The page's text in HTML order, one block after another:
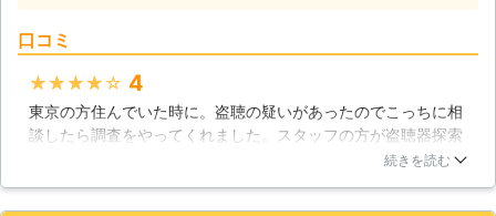
と、体の中のストレスはドンドン溜ま
っていく一方です。そんな生活が続く
ことがないよう、盗撮・盗聴器調査は
口コミ
★★★★★ 4
東京の方住んでいた時に。盗聴の疑いがあったのでこっちに相
談したら調査をやってくれました。スタッフの方が盗聴器探索
機で部屋の隅々まで調べてくれて、私が住んでいた時に最初か
続きを読む